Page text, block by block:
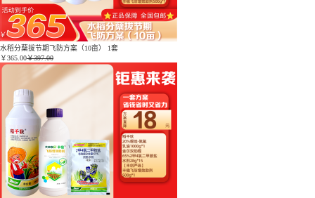
水稻分蘖拔节期飞防方案（10亩） 1套
￥365.00￥397.00